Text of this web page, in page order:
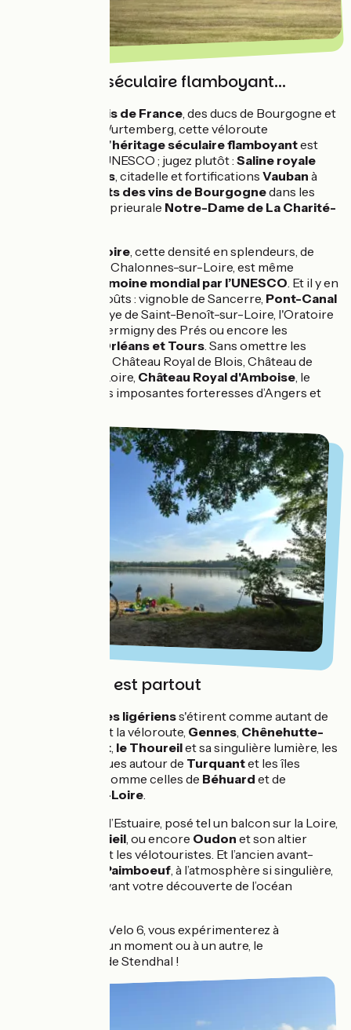
Un héritage séculaire flamboyant...
Berceau des rois de France, des ducs de Bourgogne et
des princes de Wurtemberg, cette véloroute
internationale à l'héritage séculaire flamboyantest
distinguée par l’UNESCO ; jugez plutôt : Saline royale
d’Arc-et-Senans, citadelle et fortifications Vauban à
climats des vins de Bourgognedans les
vignobles, église prieurale Notre-Dame de La Charité-
Val de Loire, cette densité en splendeurs, de
Sully-sur-Loire à Chalonnes-sur-Loire, est même
inscrite au patrimoine mondial par l’UNESCO. Et il y en
a pour tous les goûts : vignoble de Sancerre, Pont-Canal
, l’Abbaye de Saint-Benoît-sur-Loire, l'Oratoire
carolingien de Germigny des Prés ou encore les
cathédrales d'Orléans et Tours. Sans omettre les
incontournables Château Royal de Blois, Château de
Chaumont-sur-Loire, Château Royal d'Amboise, le
et les imposantes forteresses d’Angers et
... où le Beau est partout
îles ligérienss'étirent comme autant de
pépites jalonnant la véloroute, Gennes, Chênehutte-
Trèves-Cunault, le Thoureilet sa singulière lumière, les
sites troglodytiques autour de Turquantet les îles
emblématiques comme celles de Béhuard et de
Chalonnes-sur-Loire.
Plus proches de l’Estuaire, posé tel un balcon sur la Loire,
St-Florent-le-Vieil, ou encore Oudon et son altier
donjon charment les vélotouristes. Et l’ancien avant-
Paimboeuf, à l’atmosphère si singulière,
vous surprend avant votre découverte de l’océan
Avec l’EuroVelo 6, vous expérimenterez à
coup sûr, à un moment ou à un autre, le
syndrome de Stendhal !